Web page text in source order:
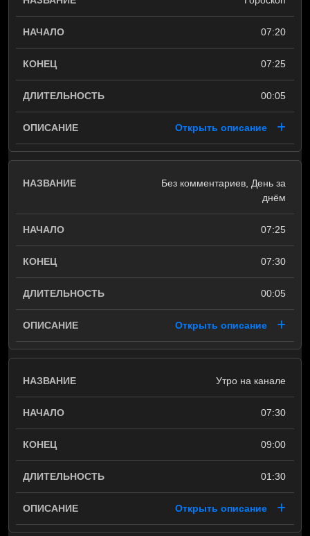
07:20
07:25
00:05
Открыть описание
Без комментариев, День за
днём
07:25
07:30
00:05
Открыть описание
Утро на канале
07:30
09:00
01:30
Открыть описание